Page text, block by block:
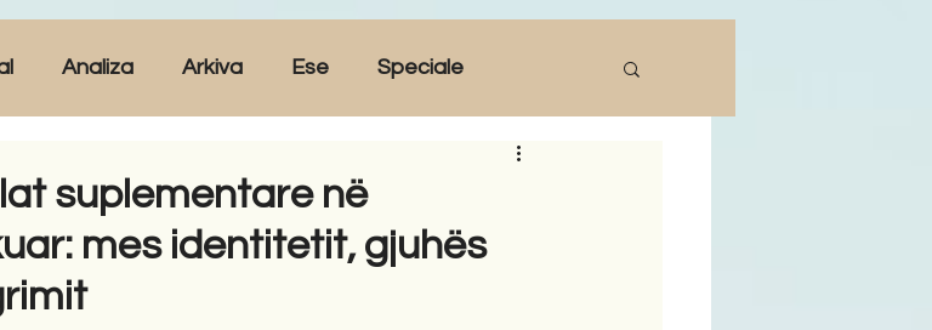
Analiza Arkiva Ese Speciale
Romane English Përkthime
suplementare në
mes identitetit, gjuhës